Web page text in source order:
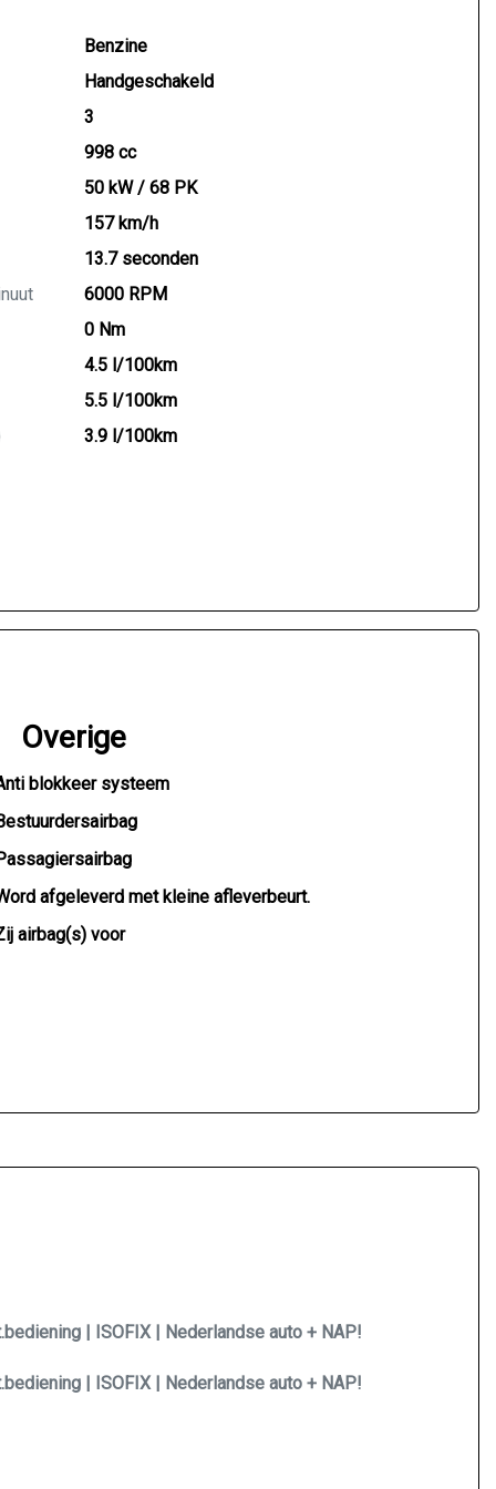
Benzine
Handgeschakeld
3
998 cc
50 kW / 68 PK
157 km/h
13.7 seconden
6000 RPM
0 Nm
4.5 l/100km
5.5 l/100km
3.9 l/100km
Overige
blokkeer systeem
afgeleverd met kleine afleverbeurt.
airbag(s) voor
| ISOFIX | Nederlandse auto + NAP!
| ISOFIX | Nederlandse auto + NAP!